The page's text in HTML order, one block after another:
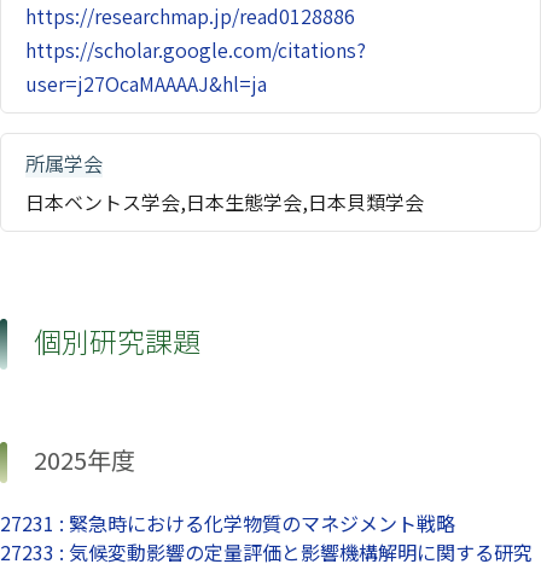
https://researchmap.jp/read0128886
https://scholar.google.com/citations?
user=j27OcaMAAAAJ&hl=ja
所属学会
日本ベントス学会,日本生態学会,日本貝類学会
個別研究課題
2025年度
27231 : 緊急時における化学物質のマネジメント戦略
27233 : 気候変動影響の定量評価と影響機構解明に関する研究